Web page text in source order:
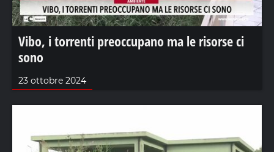
Vibo, i torrenti preoccupano ma le risorse ci
sono
23 ottobre 2024